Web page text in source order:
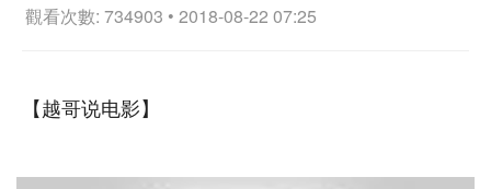
觀看次數: 734903 • 2018-08-22 07:25
【越哥说电影】